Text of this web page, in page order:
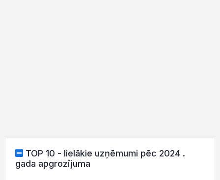
TOP 10 - lielākie uzņēmumi pēc 2024 .
gada apgrozījuma